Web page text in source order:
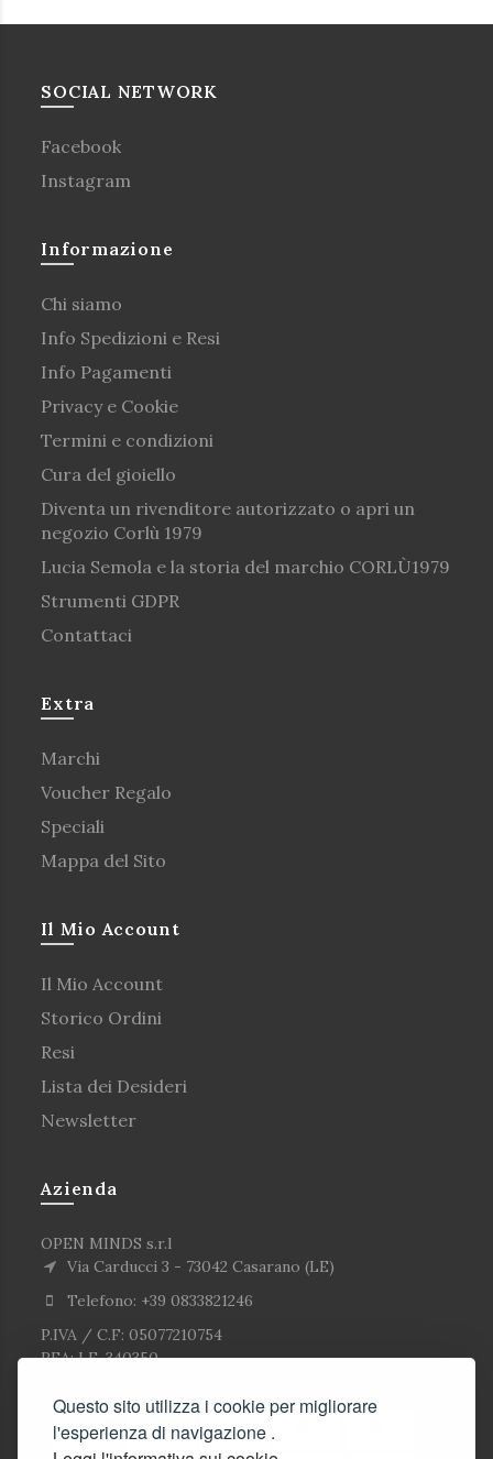
Questo sito utilizza i cookie per migliorare
l'esperienza di navigazione .
SOCIAL NETWORK
Facebook
Instagram
Informazione
Chi siamo
Info Spedizioni e Resi
Info Pagamenti
Privacy e Cookie
Termini e condizioni
Cura del gioiello
Diventa un rivenditore autorizzato o apri un
negozio Corlù 1979
Lucia Semola e la storia del marchio CORLÙ1979
Strumenti GDPR
Contattaci
Extra
Marchi
Voucher Regalo
Speciali
Mappa del Sito
Il Mio Account
Il Mio Account
Storico Ordini
Resi
Lista dei Desideri
Newsletter
Azienda
OPEN MINDS s.r.l
Via Carducci 3 - 73042 Casarano (LE)
Telefono: +39 0833821246
P.IVA / C.F: 05077210754
REA: LE-340350